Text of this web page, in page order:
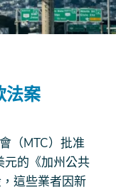
法案
（MTC）批准
元的《加州公共
這些業者因新